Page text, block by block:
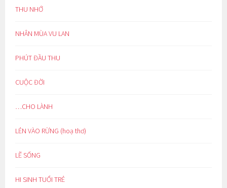
THU NHỚ
NHÂN MÙA VU LAN
PHÚT ĐẦU THU
CUỘC ĐỜI
…CHO LÀNH
LẺN VÀO RỪNG (hoạ thơ)
LẼ SỐNG
HI SINH TUỔI TRẺ